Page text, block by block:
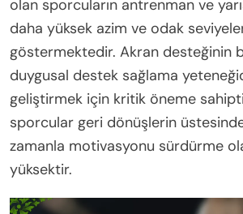
olan sporcuların antrenman ve
daha yüksek azim ve odak
göstermektedir. Akran desteğinin
duygusal destek sağlama
geliştirmek için kritik öneme
sporcular geri dönüşlerin
zamanla motivasyonu sürdürme
yüksektir.